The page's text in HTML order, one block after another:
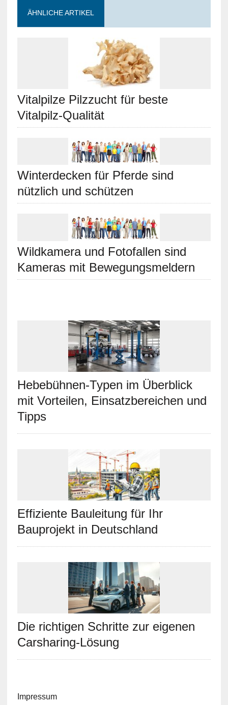
ÄHNLICHE ARTIKEL
Vitalpilze Pilzzucht für beste
Vitalpilz-Qualität
Winterdecken für Pferde sind
nützlich und schützen
Wildkamera und Fotofallen sind
Kameras mit Bewegungsmeldern
Hebebühnen-Typen im Überblick
mit Vorteilen, Einsatzbereichen und
Tipps
Effiziente Bauleitung für Ihr
Bauprojekt in Deutschland
Die richtigen Schritte zur eigenen
Carsharing-Lösung
Impressum